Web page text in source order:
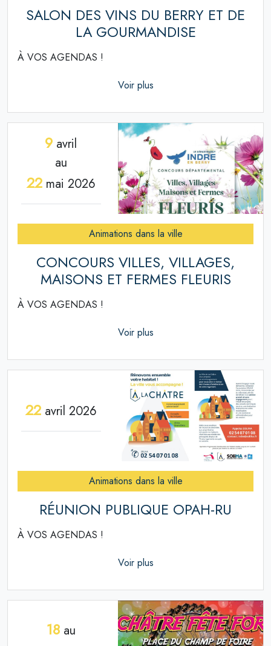
SALON DES VINS DU BERRY ET DE
LA GOURMANDISE
À VOS AGENDAS !
Voir plus
9 avril
au
22mai 2026
Animations dans la ville
CONCOURS VILLES, VILLAGES,
MAISONS ET FERMES FLEURIS
À VOS AGENDAS !
Voir plus
22avril 2026
Animations dans la ville
RÉUNION PUBLIQUE OPAH-RU
À VOS AGENDAS !
Voir plus
18au